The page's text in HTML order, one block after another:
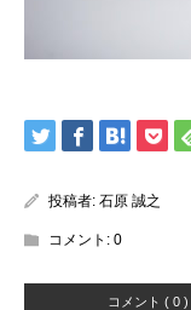
投稿者: 石原 誠之
コメント: 0
コメント ( 0 )